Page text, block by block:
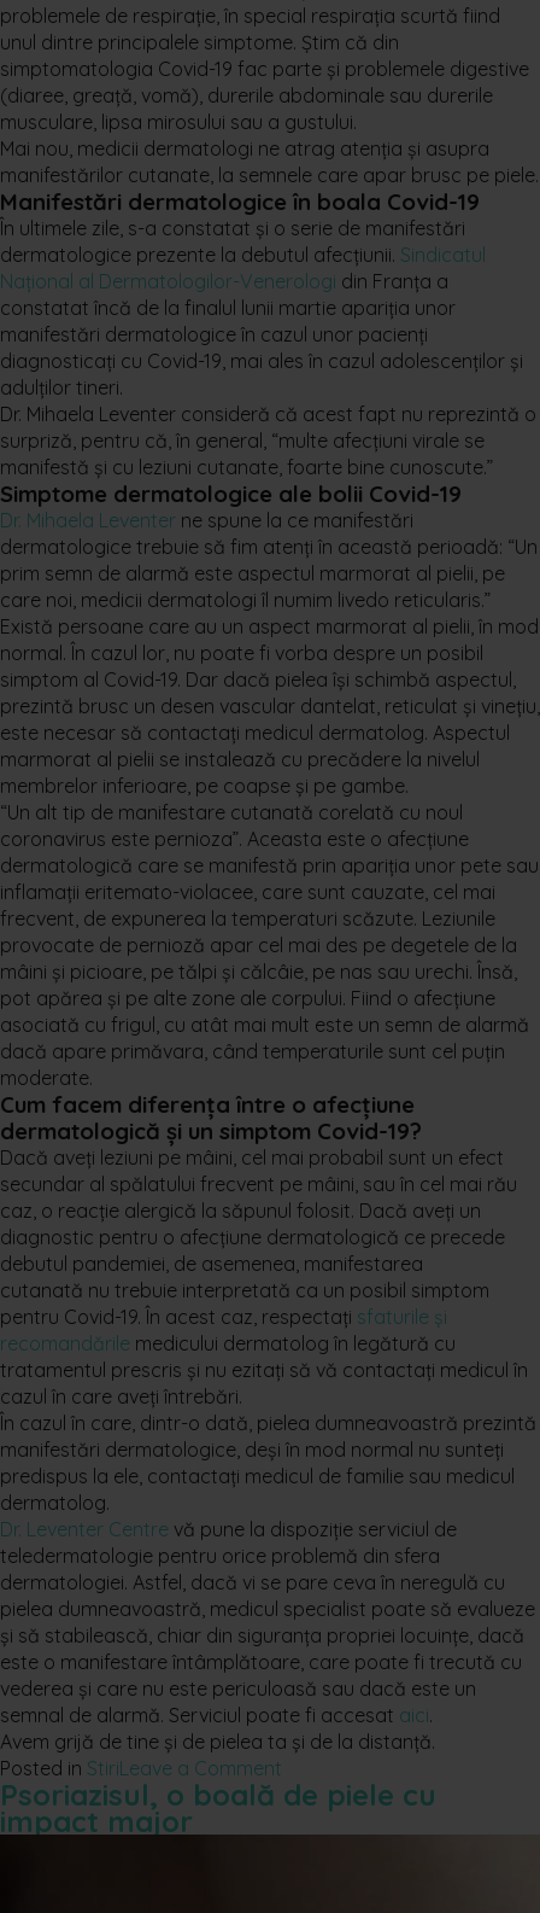
problemele de respirație, în special respirația scurtă fiind
unul dintre principalele simptome. Știm că din
simptomatologia Covid-19 fac parte și problemele digestive
(diaree, greață, vomă), durerile abdominale sau durerile
musculare, lipsa mirosului sau a gustului.
Mai nou, medicii dermatologi ne atrag atenția și asupra
manifestărilor cutanate, la semnele care apar brusc pe piele.
Manifestări dermatologice în boala Covid-19
În ultimele zile, s-a constatat și o serie de manifestări
dermatologice prezente la debutul afecțiunii. Sindicatul
Național al Dermatologilor-Venerologi din Franța a
constatat încă de la finalul lunii martie apariția unor
manifestări dermatologice în cazul unor pacienți
diagnosticați cu Covid-19, mai ales în cazul adolescenților și
adulților tineri.
Dr. Mihaela Leventer consideră că acest fapt nu reprezintă o
surpriză, pentru că, în general, “multe afecțiuni virale se
manifestă și cu leziuni cutanate, foarte bine cunoscute.”
Simptome dermatologice ale bolii Covid-19
Dr. Mihaela Leventer ne spune la ce manifestări
dermatologice trebuie să fim atenți în această perioadă: “Un
prim semn de alarmă este aspectul marmorat al pielii, pe
care noi, medicii dermatologi îl numim livedo reticularis.”
Există persoane care au un aspect marmorat al pielii, în mod
normal. În cazul lor, nu poate fi vorba despre un posibil
simptom al Covid-19. Dar dacă pielea își schimbă aspectul,
prezintă brusc un desen vascular dantelat, reticulat și vinețiu,
este necesar să contactați medicul dermatolog. Aspectul
marmorat al pielii se instalează cu precădere la nivelul
membrelor inferioare, pe coapse și pe gambe.
“Un alt tip de manifestare cutanată corelată cu noul
coronavirus este pernioza”. Aceasta este o afecțiune
dermatologică care se manifestă prin apariția unor pete sau
inflamații eritemato-violacee, care sunt cauzate, cel mai
frecvent, de expunerea la temperaturi scăzute. Leziunile
provocate de pernioză apar cel mai des pe degetele de la
mâini și picioare, pe tălpi și călcâie, pe nas sau urechi. Însă,
pot apărea și pe alte zone ale corpului. Fiind o afecțiune
asociată cu frigul, cu atât mai mult este un semn de alarmă
dacă apare primăvara, când temperaturile sunt cel puțin
moderate.
Cum facem diferența între o afecțiune
dermatologică și un simptom Covid-19?
Dacă aveți leziuni pe mâini, cel mai probabil sunt un efect
secundar al spălatului frecvent pe mâini, sau în cel mai rău
caz, o reacție alergică la săpunul folosit. Dacă aveți un
diagnostic pentru o afecțiune dermatologică ce precede
debutul pandemiei, de asemenea, manifestarea
cutanată nu trebuie interpretată ca un posibil simptom
pentru Covid-19. În acest caz, respectați sfaturile și
recomandările medicului dermatolog în legătură cu
tratamentul prescris și nu ezitați să vă contactați medicul în
cazul în care aveți întrebări.
În cazul în care, dintr-o dată, pielea dumneavoastră prezintă
manifestări dermatologice, deși în mod normal nu sunteți
predispus la ele, contactați medicul de familie sau medicul
dermatolog.
Dr. Leventer Centre vă pune la dispoziție serviciul de
teledermatologie pentru orice problemă din sfera
dermatologiei. Astfel, dacă vi se pare ceva în neregulă cu
pielea dumneavoastră, medicul specialist poate să evalueze
și să stabilească, chiar din siguranța propriei locuințe, dacă
este o manifestare întâmplătoare, care poate fi trecută cu
vederea și care nu este periculoasă sau dacă este un
semnal de alarmă. Serviciul poate fi accesat aici.
Avem grijă de tine și de pielea ta și de la distanță.
Posted in StiriLeave a Comment
Psoriazisul, o boală de piele cu
impact major